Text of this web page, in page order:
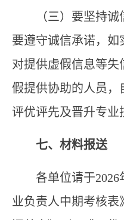
（三） 要坚持诚
要遵守诚信承诺，如
对提供虚假信息等
假提供协助的人员，
评优评先及晋升专业
七、 材料报送
各单位请于2026
业负责人中期考核表